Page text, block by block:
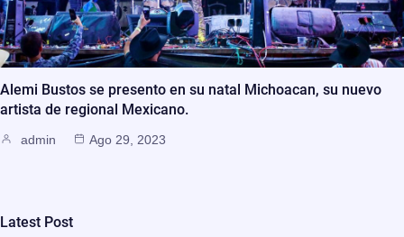
Alemi Bustos se presento en su natal Michoacan, su nuevo
artista de regional Mexicano.
admin Ago 29, 2023
Latest Post